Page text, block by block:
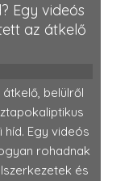
Egy videós
az átkelő
belülről
Egy videós
rohadnak
és